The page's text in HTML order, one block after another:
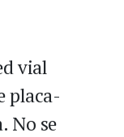
vial
placa-
No se